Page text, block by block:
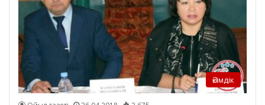
Әкімдік